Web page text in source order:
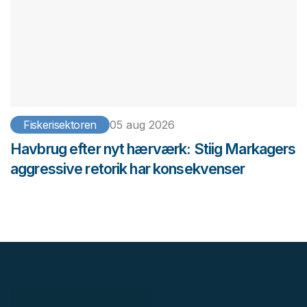
Fiskerisektoren 05 aug 2026
Havbrug efter nyt hærværk: Stiig Markagers
aggressive retorik har konsekvenser